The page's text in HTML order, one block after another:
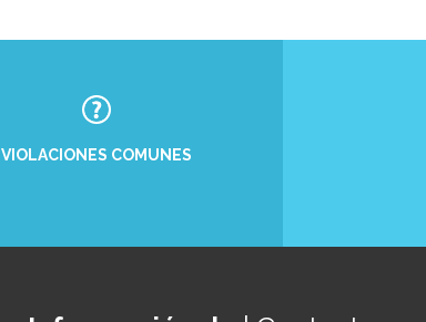
VIOLACIONES COMUNES